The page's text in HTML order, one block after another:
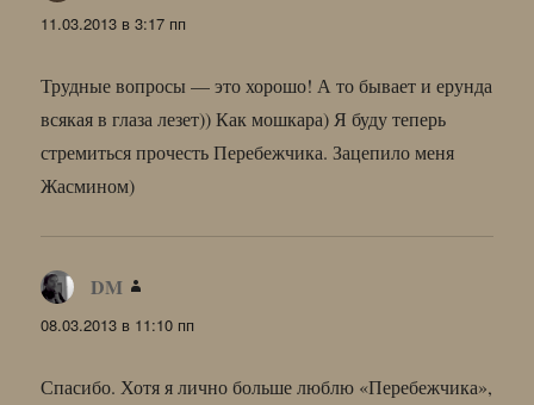
11.03.2013 в 3:17 пп
Трудные вопросы — это хорошо! А то бывает и ерунда
всякая в глаза лезет)) Как мошкара) Я буду теперь
стремиться прочесть Перебежчика. Зацепило меня
Жасмином)
DM
08.03.2013 в 11:10 пп
Спасибо. Хотя я лично больше люблю «Перебежчика»,